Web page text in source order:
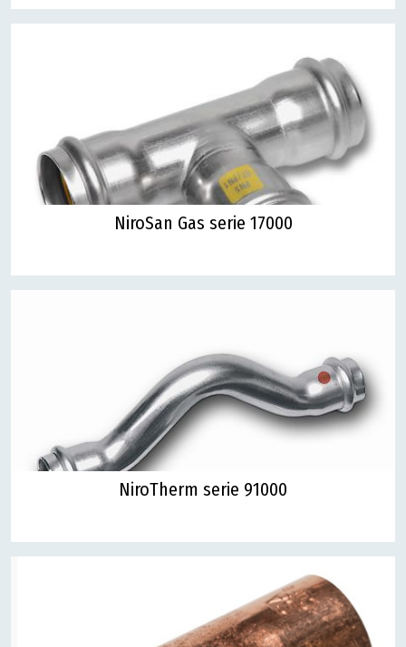
NiroSan Gas serie 17000
NiroTherm serie 91000